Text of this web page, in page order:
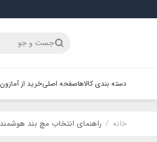
جست و جو
دسته بندی کالاهاصفحه اصلیخرید از آمازون
خانه / راهنمای انتخاب مچ بند هوشمند